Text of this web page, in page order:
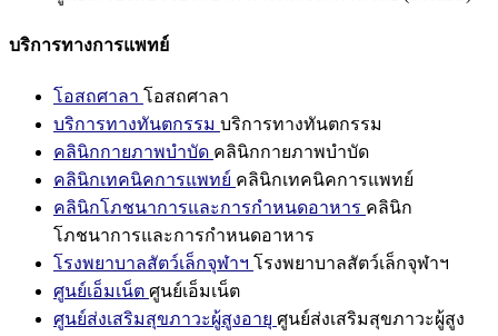
บริการทางการแพทย์
โอสถศาลา โอสถศาลา
บริการทางทันตกรรม บริการทางทันตกรรม
คลินิกกายภาพบำบัด คลินิกกายภาพบำบัด
คลินิกเทคนิคการแพทย์ คลินิกเทคนิคการแพทย์
คลินิกโภชนาการและการกำหนดอาหาร คลินิก
โภชนาการและการกำหนดอาหาร
โรงพยาบาลสัตว์เล็กจุฬาฯ โรงพยาบาลสัตว์เล็กจุฬาฯ
ศูนย์เอ็มเน็ต ศูนย์เอ็มเน็ต
ศูนย์ส่งเสริมสุขภาวะผู้สูงอายุ ศูนย์ส่งเสริมสุขภาวะผู้สูง